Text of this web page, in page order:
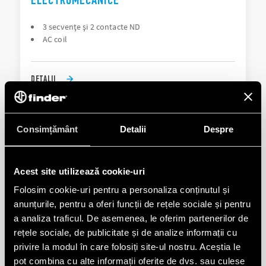
Consimțământ Detalii Despre
Acest site utilizează cookie-uri
Folosim cookie-uri pentru a personaliza conținutul și
anunțurile, pentru a oferi funcții de rețele sociale și pentru
a analiza traficul. De asemenea, le oferim partenerilor de
rețele sociale, de publicitate și de analize informații cu
privire la modul în care folosiți site-ul nostru. Aceștia le
pot combina cu alte informații oferite de dvs. sau culese
3 secvențe și 2 contacte ND
AC coil
DETALII
TIPUL 26.08 RELEE PAS CU PAS
ELECTROMECANICE
4 secvențe și 2 contacte ND